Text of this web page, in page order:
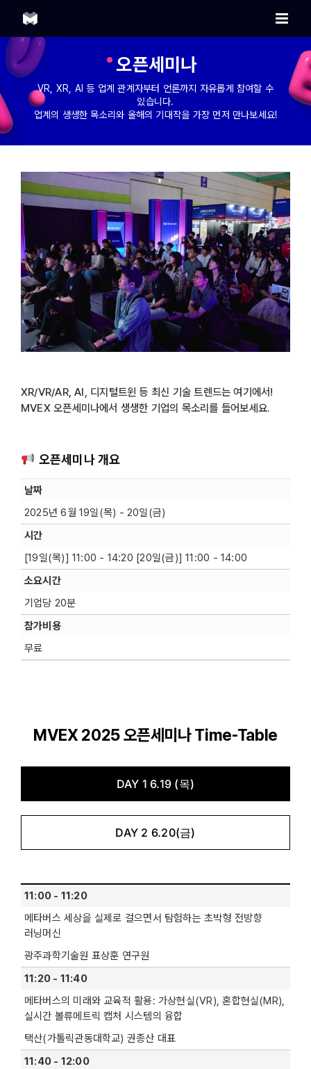
content
오픈세미나
VR, XR, AI 등 업계 관계자부터 언론까지 자유롭게 참여할 수
있습니다.
업계의 생생한 목소리와 올해의 기대작을 가장 먼저 만나보세요!
XR/VR/AR, AI, 디지털트윈 등 최신 기술 트렌드는 여기에서!
MVEX 오픈세미나에서 생생한 기업의 목소리를 들어보세요.
오픈세미나 개요
날짜
2025년 6월 19일(목) - 20일(금)
시간
[19일(목)] 11:00 - 14:20 [20일(금)] 11:00 - 14:00
소요시간
기업당 20분
참가비용
무료
MVEX 2025 오픈세미나 Time-Table
DAY 1 6.19 (목)
DAY 2 6.20(금)
11:00 - 11:20
메타버스 세상을 실제로 걸으면서 탐험하는 초박형 전방향
러닝머신
광주과학기술원 표상훈 연구원
11:20 - 11:40
메타버스의 미래와 교육적 활용: 가상현실(VR), 혼합현실(MR),
실시간 볼류메트릭 캡처 시스템의 융합
택산(가톨릭관동대학교) 권종산 대표
11:40 - 12:00